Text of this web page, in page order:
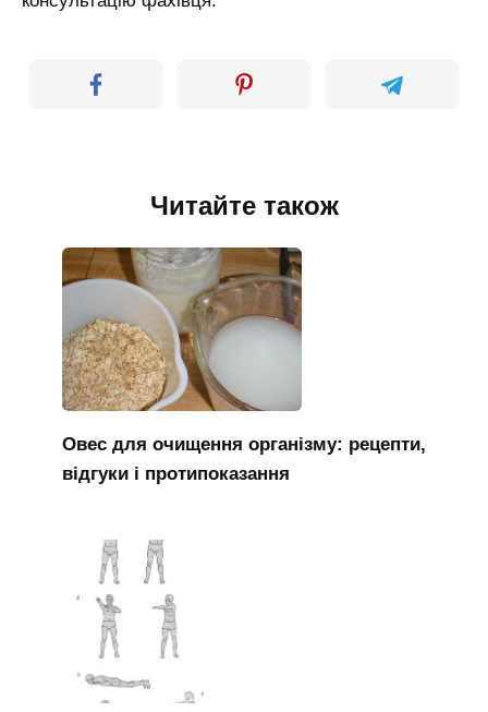
Читайте також
Овес для очищення організму: рецепти,
відгуки і протипоказання